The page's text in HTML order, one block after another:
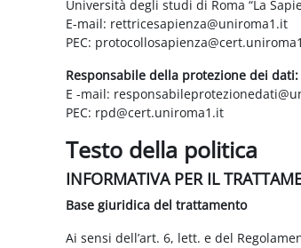
Università degli studi di Roma “La
E-mail: rettricesapienza@uniroma1.it
PEC:
Responsabile della protezione dei dati:
E -mail:
PEC: rpd@cert.uniroma1.it
Testo della politica
INFORMATIVA PER IL
Base giuridica del trattamento
Ai sensi dell’art. 6, lett. e del